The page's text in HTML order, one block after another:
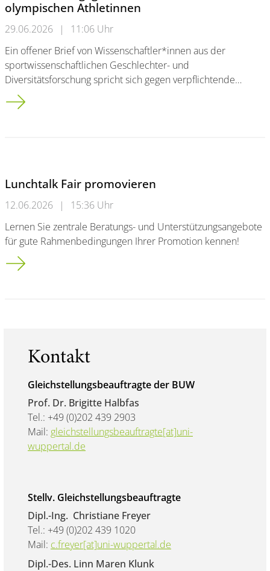
olympischen Athletinnen
29.06.2026 |
11:06 Uhr
Ein offener Brief von Wissenschaftler*innen aus der
sportwissenschaftlichen Geschlechter- und
Diversitätsforschung spricht sich gegen verpflichtende…
Offener Brief gegen Geschlechtertests bei olympischen
Lunchtalk Fair promovieren
12.06.2026 |
15:36 Uhr
Lernen Sie zentrale Beratungs- und Unterstützungsangebote
für gute Rahmenbedingungen Ihrer Promotion kennen!
Lunchtalk Fair promovieren
Kontakt
Gleichstellungsbeauftragte der BUW
Prof. Dr. Brigitte Halbfas
Tel.: +49 (0)202 439 2903
Mail: gleichstellungsbeauftragte[at]uni-
wuppertal.de
Stellv. Gleichstellungsbeauftragte
Dipl.-Ing. Christiane Freyer
Tel.: +49 (0)202 439 1020
Mail: c.freyer[at]uni-wuppertal.de
Dipl.-Des. Linn Maren Klunk